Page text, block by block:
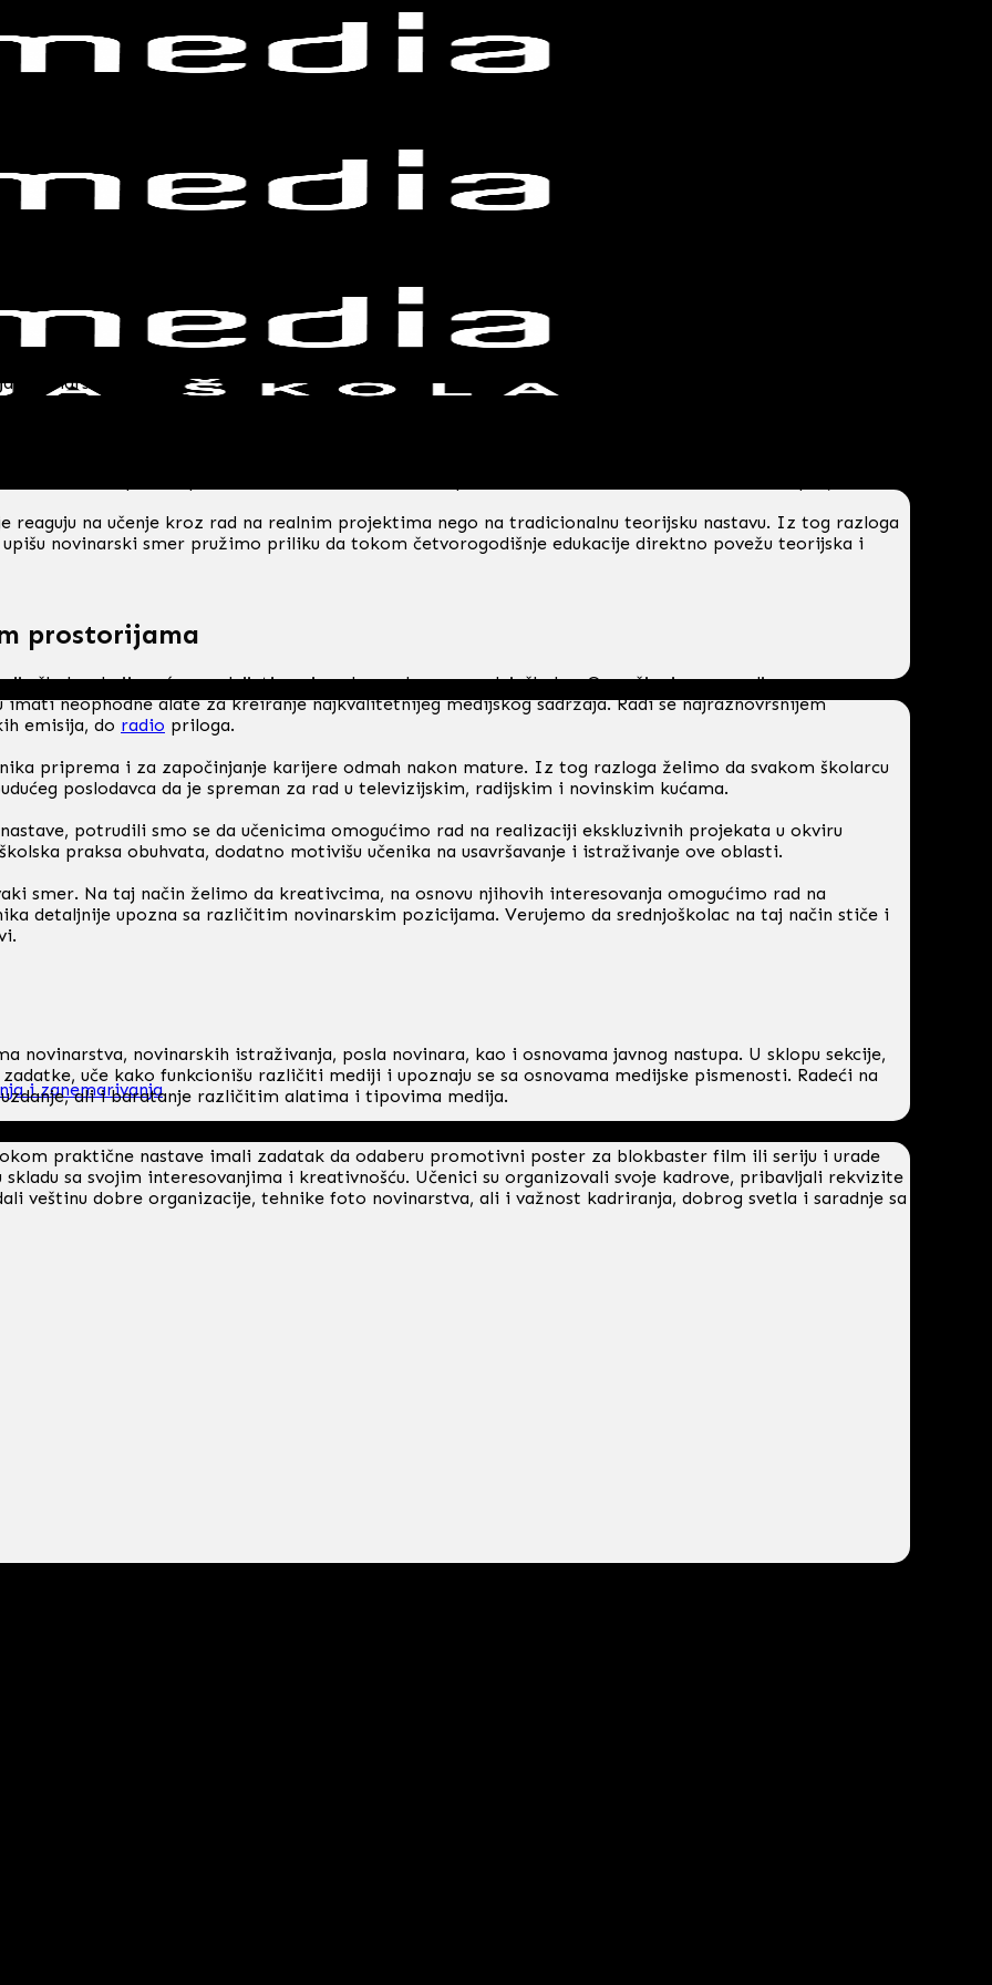
i zanemarivanja
pretvaraju u delo. Da se pripreme za ono što ih očekuje nakon srednje škole. Bez obzira na to da li se
novinarske karijere.
reaguju na učenje kroz rad na realnim projektima nego na tradicionalnu teorijsku nastavu. Iz tog razloga
novinarski smer pružimo priliku da tokom četvorogodišnje edukacije direktno povežu teorijska i
prostorijama
škole u kojima će se odvijati novinarska praksa za srednjoškolce. Ove učionice opremljene su po
imati neophodne alate za kreiranje najkvalitetnijeg medijskog sadržaja. Radi se najraznovrsnijem
emisija, do radio priloga.
priprema i za započinjanje karijere odmah nakon mature. Iz tog razloga želimo da svakom školarcu
poslodavca da je spreman za rad u televizijskim, radijskim i novinskim kućama.
potrudili smo se da učenicima omogućimo rad na realizaciji ekskluzivnih projekata u okviru
praksa obuhvata, dodatno motivišu učenika na usavršavanje i istraživanje ove oblasti.
smer. Na taj način želimo da kreativcima, na osnovu njihovih interesovanja omogućimo rad na
detaljnije upozna sa različitim novinarskim pozicijama. Verujemo da srednjoškolac na taj način stiče i
novinarstva, novinarskih istraživanja, posla novinara, kao i osnovama javnog nastupa. U sklopu sekcije,
uče kako funkcionišu različiti mediji i upoznaju se sa osnovama medijske pismenosti. Radeći na
ali i baratanje različitim alatima i tipovima medija.
praktične nastave imali zadatak da odaberu promotivni poster za blokbaster film ili seriju i urade
sa svojim interesovanjima i kreativnošću. Učenici su organizovali svoje kadrove, pribavljali rekvizite
veštinu dobre organizacije, tehnike foto novinarstva, ali i važnost kadriranja, dobrog svetla i saradnje sa